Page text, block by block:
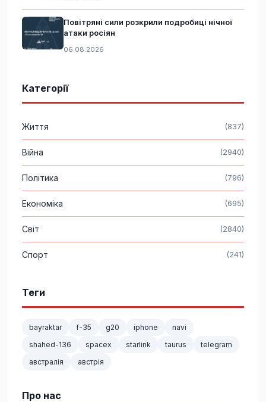
Повітряні сили розкрили подробиці нічної
атаки росіян
06.08.2026
Категорії
Життя (837)
Війна (2940)
Політика (796)
Економіка (695)
Світ (2840)
Спорт (241)
Теги
bayraktar f-35 g20 iphone
navi
shahed-136
spacex starlink taurus
telegram
австралія
австрія
Про нас